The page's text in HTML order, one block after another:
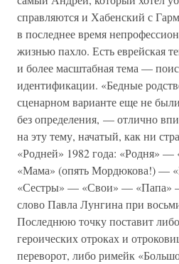
справляются и Хабенский с
в последнее время
жизнью пахло. Есть еврейская
и более масштабная тема —
идентификации. «Бедные
сценарном варианте еще не
без определения, — отлично
на эту тему, начатый, как ни
«Родней» 1982 года: «Родня»
«Мама» (опять Мордюкова!) —
«Сестры» — «Свои» — «Папа»
слово Павла Лунгина при
Последнюю точку поставит
героических отроках и
переворот, либо римейк